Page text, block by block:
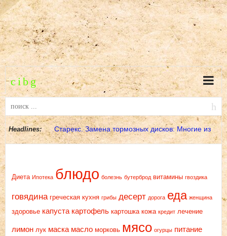
Headlines: Старекс. Замена тормозных дисков: Многие из
Диета Ипотека блюдо болезнь бутерброд витамины гвоздика
говядина греческая кухня грибы десерт дорога еда женщина
здоровье капуста картофель картошка кожа кредит лечение
лимон лук маска масло морковь мясо огурцы питание